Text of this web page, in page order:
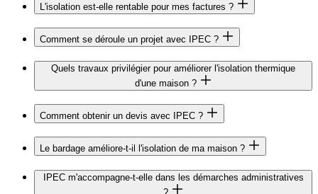
L'isolation est-elle rentable pour mes factures ?
Comment se déroule un projet avec IPEC ?
Quels travaux privilégier pour améliorer l'isolation thermique
d'une maison ?
Comment obtenir un devis avec IPEC ?
Le bardage améliore-t-il l'isolation de ma maison ?
IPEC m'accompagne-t-elle dans les démarches administratives